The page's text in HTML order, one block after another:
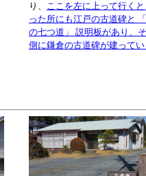
り、 ここを左に上って行く
った所にも江戸の古道碑と
の七つ道」 説明板があり、
側に鎌倉の古道碑が建って